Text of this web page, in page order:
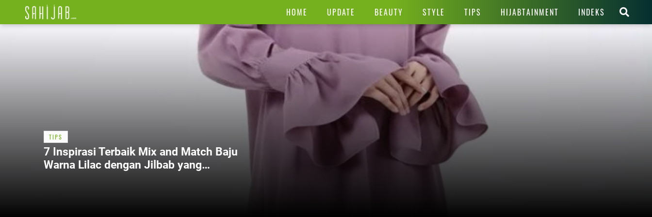
HOME UPDATE BEAUTY STYLE TIPS HIJABTAINMENT INDEKS
TIPS
7 Inspirasi Terbaik Mix and Match Baju
Warna Lilac dengan Jilbab yang